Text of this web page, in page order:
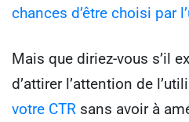
chances d’être choisi par
Mais que diriez-vous s’il
d’attirer l’attention de
votre CTR sans avoir à